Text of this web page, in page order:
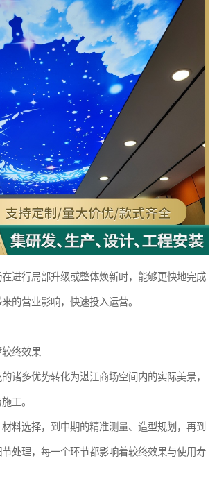
进行局部升级或整体焕新时，能够更快地完成
的营业影响，快速投入运营。
终效果
诸多优势转化为湛江商场空间内的实际美景，
工。
料选择，到中期的精准测量、造型规划，再到
处理，每一个环节都影响着较终效果与使用寿